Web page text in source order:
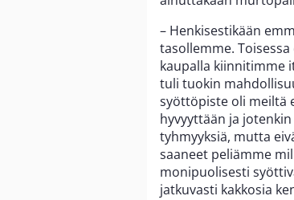
– Henkisestikään
tasollemme.
kaupalla kiinnitimme
tuli tuokin
syöttöpiste oli meiltä
hyvyyttään ja
tyhmyyksiä, mutta
saaneet peliämme
monipuolisesti
jatkuvasti kakkosia